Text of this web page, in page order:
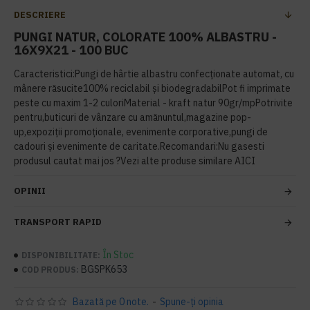
DESCRIERE
PUNGI NATUR, COLORATE 100% ALBASTRU -
16X9X21 - 100 BUC
Caracteristici:Pungi de hârtie albastru confecționate automat, cu
mânere răsucite100% reciclabil și biodegradabilPot fi imprimate
peste cu maxim 1-2 culoriMaterial - kraft natur 90gr/mpPotrivite
pentru,buticuri de vânzare cu amănuntul,magazine pop-
up,expoziții promoționale, evenimente corporative,pungi de
cadouri și evenimente de caritate.Recomandari:Nu gasesti
produsul cautat mai jos ?Vezi alte produse similare AICI
OPINII
TRANSPORT RAPID
DISPONIBILITATE: În Stoc
COD PRODUS: BGSPK653
Bazată pe 0 note. - Spune-ţi opinia